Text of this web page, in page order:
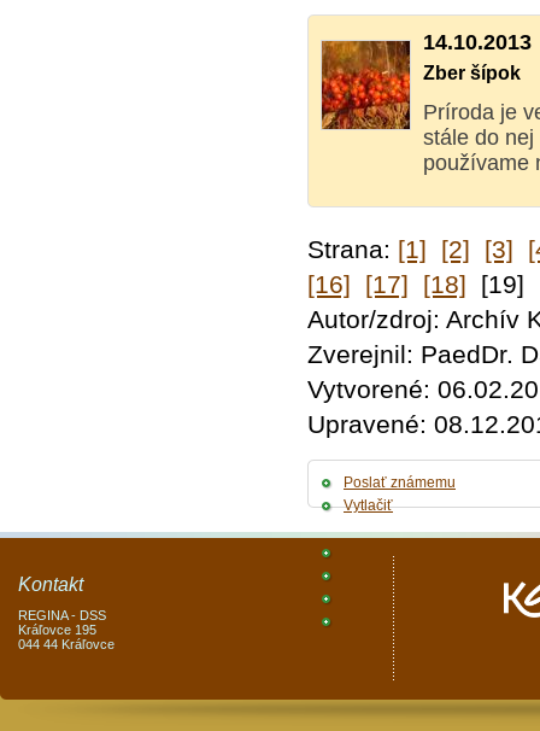
14.10.2013
Zber šípok
Príroda je
stále do
používame
Strana: [1] [2] [3]
[16]
[17] [18] [19]
Autor/zdroj: Archív
Zverejnil: PaedDr.
Vytvorené:
Upravené:
Poslať známemu
Vytlačiť
Kontakt
REGINA - DSS
Kráľovce 195
044 44 Kráľovce